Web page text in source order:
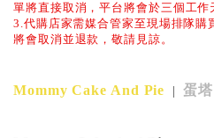
單將直接取消，平台將會於三個工作
3.代購店家需媒合管家至現場排隊購
將會取消並退款，敬請見諒。
Mommy Cake And Pie 蛋塔